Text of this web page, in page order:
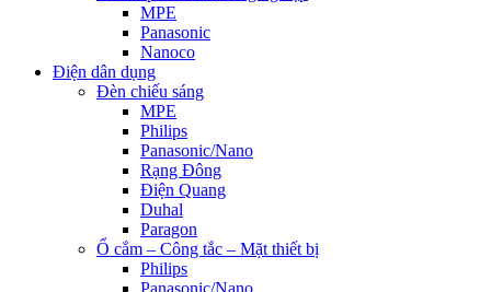
MPE
Panasonic
Nanoco
Điện dân dụng
Đèn chiếu sáng
MPE
Philips
Panasonic/Nano
Rạng Đông
Điện Quang
Duhal
Paragon
Ổ cắm – Công tắc – Mặt thiết bị
Philips
Panasonic/Nano